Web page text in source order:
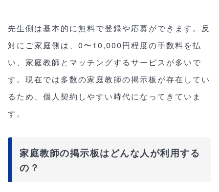
先生側は基本的に無料で登録や応募ができます。反
対にご家庭側は、0〜10,000円程度の手数料を払
い、家庭教師とマッチングするサーピスが多いで
す。現在では多数の家庭教師の掲示板が存在してい
るため、個人契約しやすい時代になってきていま
す。
家庭教師の掲示板はどんな人が利用する
の？